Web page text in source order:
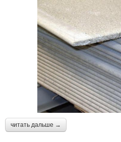
читать дальше →